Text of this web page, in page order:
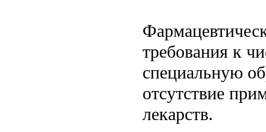
требования к
специальную
отсутствие
лекарств.